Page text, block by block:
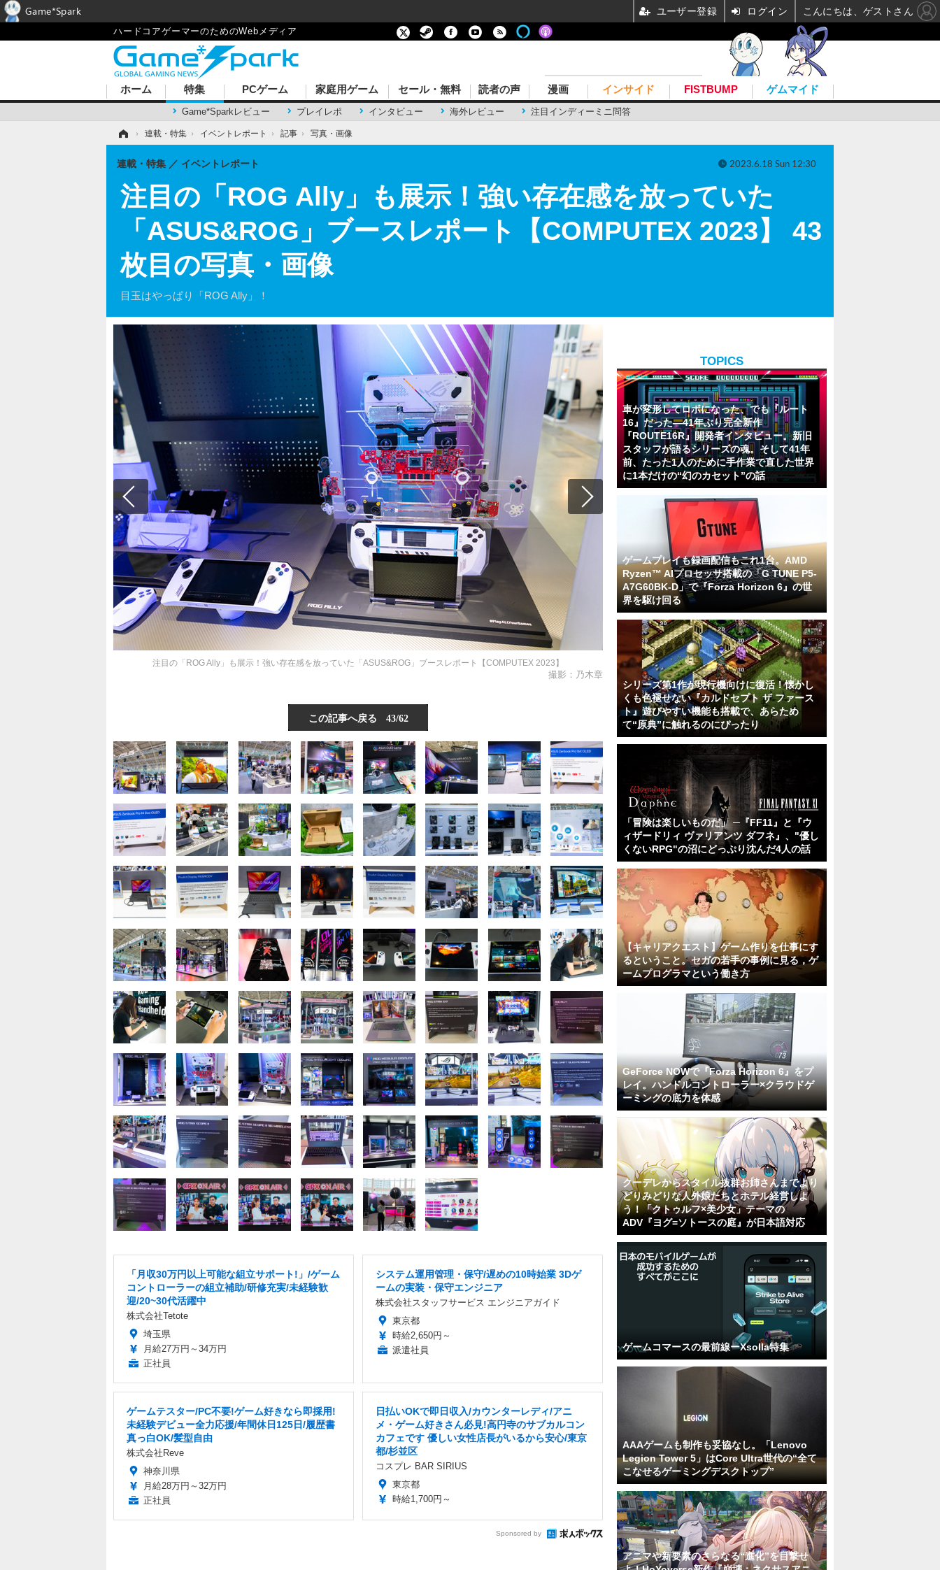
ハードコアゲーマーのためのWebメディア
ホーム 特集
Game*Sparkレビュー プレイレポ インタビュー 海外レビュー 注目インディーミニ問答
PCゲーム 家庭用ゲーム セール・無料 読者の声 漫画 インサイド FISTBUMP ゲムマイド
› 連載・特集 › イベントレポート › 記事 › 写真・画像
注目の「ROG Ally」も展示！強い存在感を放っていた
「ASUS&ROG」ブースレポート【COMPUTEX 2023】 43
枚目の写真・画像
目玉はやっぱり「ROG Ally」！
連載・特集 イベントレポート 2023.6.18 Sun 12:30
撮影：乃木章
注目の「ROG Ally」も展示！強い存在感を放っていた「ASUS&ROG」ブースレポート【COMPUTEX 2023】
この記事へ戻る 43/62
「月収30万円以上可能な組立サポート!」/ゲーム
コントローラーの組立補助/研修充実/未経験歓
迎/20~30代活躍中
株式会社Tetote
埼玉県
月給27万円～34万円
正社員
システム運用管理・保守/遅めの10時始業 3Dゲ
ームの実装・保守エンジニア
株式会社スタッフサービス エンジニアガイド
東京都
時給2,650円～
派遣社員
ゲームテスター/PC不要!ゲーム好きなら即採用!
未経験デビュー全力応援/年間休日125日/履歴書
真っ白OK/髪型自由
株式会社Reve
神奈川県
月給28万円～32万円
正社員
日払いOKで即日収入/カウンターレディ/アニ
メ・ゲーム好きさん必見!高円寺のサブカルコン
カフェです 優しい女性店長がいるから安心/東京
都/杉並区
コスプレ BAR SIRIUS
東京都
時給1,700円～
Sponsored by
TOPICS
車が変形してロボになった、でも『ルート
16』だった―41年ぶり完全新作
『ROUTE16R』開発者インタビュー。新旧
スタッフが語るシリーズの魂。そして41年
前、たった1人のために手作業で直した世界
に1本だけの“幻のカセット”の話
ゲームプレイも録画配信もこれ1台。AMD
Ryzen™ AIプロセッサ搭載の「G TUNE P5-
A7G60BK-D」で『Forza Horizon 6』の世
界を駆け回る
シリーズ第1作が現行機向けに復活！懐かし
くも色褪せない『カルドセプト ザ ファース
ト』遊びやすい機能も搭載で、あらため
て“原典”に触れるのにぴったり
「冒険は楽しいものだ」 ─『FF11』と『ウ
ィザードリィ ヴァリアンツ ダフネ』、"優し
くないRPG"の沼にどっぷり沈んだ4人の話
【キャリアクエスト】ゲーム作りを仕事にす
るということ。セガの若手の事例に見る，ゲ
ームプログラマという働き方
GeForce NOWで『Forza Horizon 6』をプ
レイ。ハンドルコントローラー×クラウドゲ
ーミングの底力を体感
クーデレからスタイル抜群お姉さんまでより
どりみどりな人外娘たちとホテル経営しよ
う！「クトゥルフ×美少女」テーマの
ADV『ヨグ=ソトースの庭』が日本語対応
ゲームコマースの最前線ーXsolla特集
AAAゲームも制作も妥協なし。「Lenovo
Legion Tower 5」はCore Ultra世代の“全て
こなせるゲーミングデスクトップ”
アニマや新要素のさらなる“進化”を目撃せ
Game*Spark ユーザー登録 ログイン こんにちは、ゲストさん